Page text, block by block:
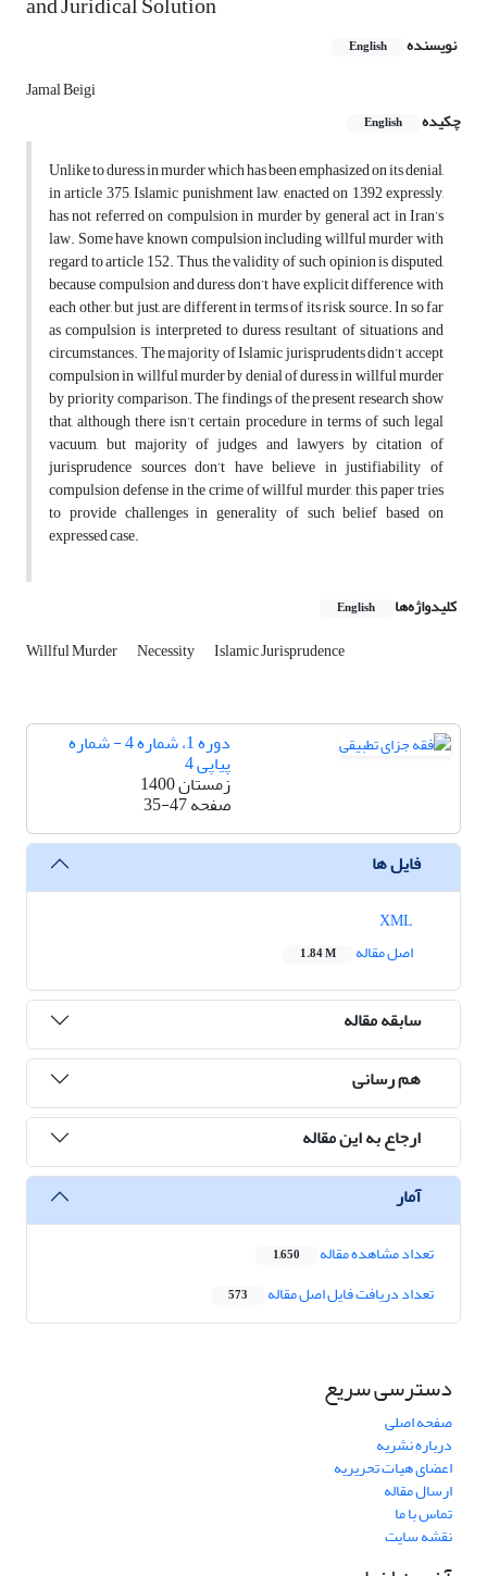
نویسنده English
Jamal Beigi
چکیده
English
Unlike to duress in murder which has been emphasized on its denial,
in article 375, Islamic punishment law, enacted on 1392 expressly,
has not referred on compulsion in murder by general act in Iran’s
law. Some have known compulsion including willful murder with
regard to article 152. Thus, the validity of such opinion is disputed,
because compulsion and duress don’t have explicit difference with
each other, but just, are different in terms of its risk source. In so far
as compulsion is interpreted to duress resultant of situations and
circumstances. The majority of Islamic jurisprudents didn’t accept
compulsion in willful murder by denial of duress in willful murder
by priority comparison. The findings of the present research show
that, although there isn’t certain procedure in terms of such legal
vacuum, but majority of judges and lawyers by citation of
jurisprudence sources don’t have believe in justifiability of
compulsion defense in the crime of willful murder, this paper tries
to provide challenges in generality of such belief based on
expressed case.
کلیدواژه‌ها English
Willful Murder Necessity Islamic Jurisprudence
دوره 1، شماره 4 - شماره
پیاپی 4
زمستان 1400
صفحه35-47
فایل ها
اصل مقاله
1.84 M
سابقه مقاله
هم رسانی
ارجاع به این مقاله
آمار
تعداد مشاهده مقاله 1,650
تعداد دریافت فایل اصل مقاله 573
دسترسی سریع
صفحه اصلی
درباره نشریه
اعضای هیات تحریریه
ارسال مقاله
تماس با ما
نقشه سایت